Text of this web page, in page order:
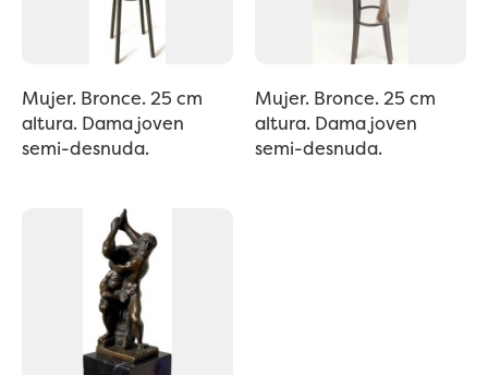
Mujer. Bronce. 25 cm
altura. Dama joven
semi-desnuda.
Mujer. Bronce. 25 cm
altura. Dama joven
semi-desnuda.